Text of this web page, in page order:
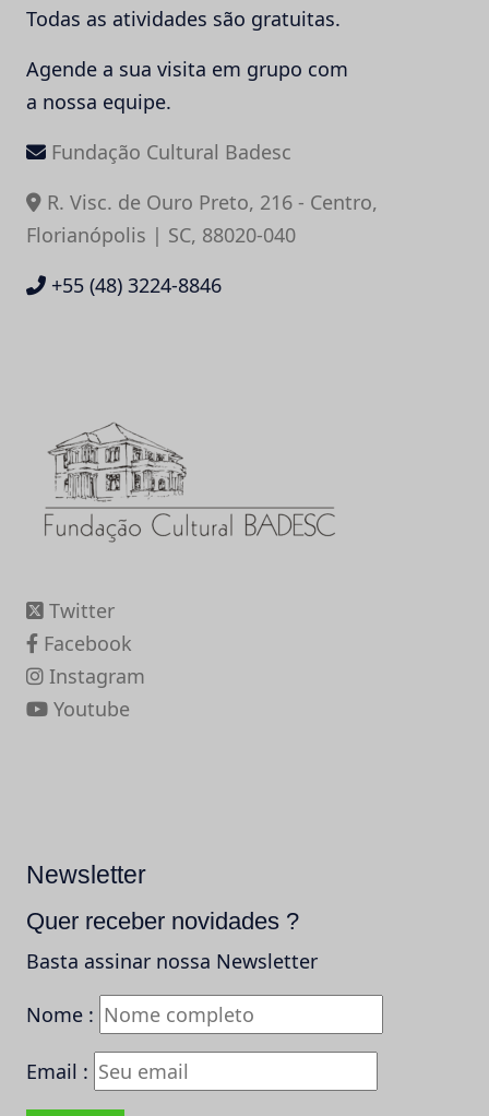
Todas as atividades são gratuitas.
Agende a sua visita em grupo com
a nossa equipe.
Fundação Cultural Badesc
R. Visc. de Ouro Preto, 216 - Centro,
Florianópolis | SC, 88020-040
+55 (48) 3224-8846
Twitter
Facebook
Instagram
Youtube
Newsletter
Quer receber novidades ?
Basta assinar nossa Newsletter
Nome :
Email :